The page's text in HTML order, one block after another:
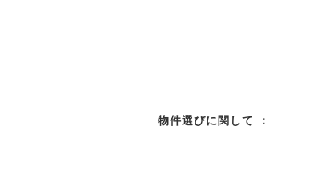
物件選びに関して ：